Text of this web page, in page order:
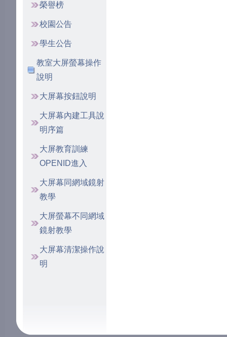
榮譽榜
校園公告
學生公告
教室大屏螢幕操作
說明
大屏幕按鈕說明
大屏幕內建工具說
明序篇
大屏教育訓練
OPENID進入
大屏幕同網域鏡射
教學
大屏螢幕不同網域
鏡射教學
大屏幕清潔操作說
明